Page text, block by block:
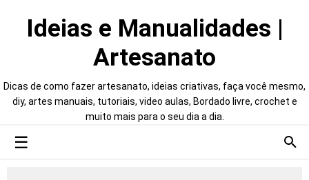
Ideias e Manualidades |
Artesanato
Dicas de como fazer artesanato, ideias criativas, faça você mesmo,
diy, artes manuais, tutoriais, video aulas, Bordado livre, crochet e
muito mais para o seu dia a dia.